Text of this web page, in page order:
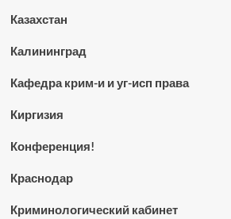
Казахстан
Калининград
Кафедра крим-и и уг-исп права
Киргизия
Конференция!
Краснодар
Криминологический кабинет